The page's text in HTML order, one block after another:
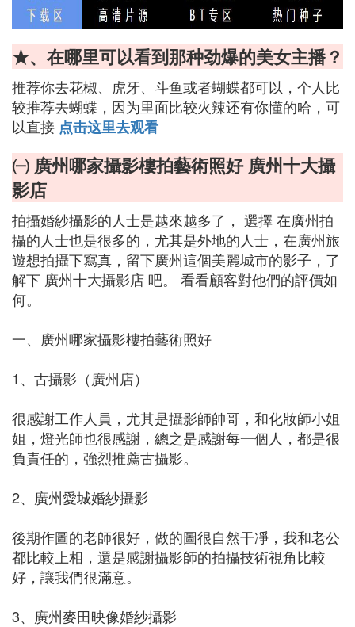
★、在哪里可以看到那种劲爆的美女主播？
推荐你去花椒、虎牙、斗鱼或者蝴蝶都可以，个人比
较推荐去蝴蝶，因为里面比较火辣还有你懂的哈，可
以直接 点击这里去观看
㈠ 廣州哪家攝影樓拍藝術照好 廣州十大攝
影店
拍攝婚紗攝影的人士是越來越多了， 選擇 在廣州拍
攝的人士也是很多的，尤其是外地的人士，在廣州旅
遊想拍攝下寫真，留下廣州這個美麗城市的影子，了
解下 廣州十大攝影店 吧。 看看顧客對他們的評價如
何。
一、廣州哪家攝影樓拍藝術照好
1、古攝影（廣州店）
很感謝工作人員，尤其是攝影師帥哥，和化妝師小姐
姐，燈光師也很感謝，總之是感謝每一個人，都是很
負責任的，強烈推薦古攝影。
2、廣州愛城婚紗攝影
後期作圖的老師很好，做的圖很自然干凈，我和老公
都比較上相，還是感謝攝影師的拍攝技術視角比較
好，讓我們很滿意。
3、廣州麥田映像婚紗攝影